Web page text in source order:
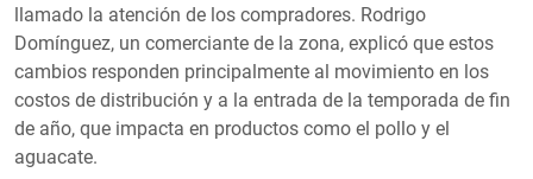
llamado la atención de los compradores. Rodrigo
Domínguez, un comerciante de la zona, explicó que estos
cambios responden principalmente al movimiento en los
costos de distribución y a la entrada de la temporada de fin
de año, que impacta en productos como el pollo y el
aguacate.